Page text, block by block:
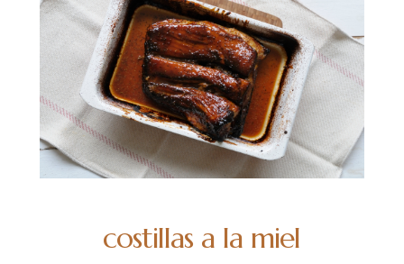
costillas a la miel